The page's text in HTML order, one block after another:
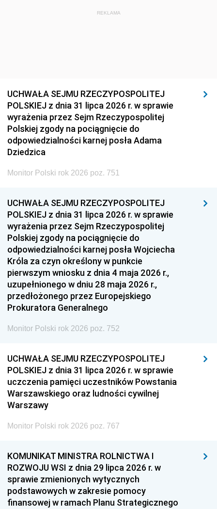
REKLAMA
UCHWAŁA SEJMU RZECZYPOSPOLITEJ
POLSKIEJ z dnia 31 lipca 2026 r. w sprawie
wyrażenia przez Sejm Rzeczypospolitej
Polskiej zgody na pociągnięcie do
odpowiedzialności karnej posła Adama
Dziedzica
Monitor Polski rok 2026 poz. 751
UCHWAŁA SEJMU RZECZYPOSPOLITEJ
POLSKIEJ z dnia 31 lipca 2026 r. w sprawie
wyrażenia przez Sejm Rzeczypospolitej
Polskiej zgody na pociągnięcie do
odpowiedzialności karnej posła Wojciecha
Króla za czyn określony w punkcie
pierwszym wniosku z dnia 4 maja 2026 r.,
uzupełnionego w dniu 28 maja 2026 r.,
przedłożonego przez Europejskiego
Prokuratora Generalnego
Monitor Polski rok 2026 poz. 752
UCHWAŁA SEJMU RZECZYPOSPOLITEJ
POLSKIEJ z dnia 31 lipca 2026 r. w sprawie
uczczenia pamięci uczestników Powstania
Warszawskiego oraz ludności cywilnej
Warszawy
Monitor Polski rok 2026 poz. 767
KOMUNIKAT MINISTRA ROLNICTWA I
ROZWOJU WSI z dnia 29 lipca 2026 r. w
sprawie zmienionych wytycznych
podstawowych w zakresie pomocy
finansowej w ramach Planu Strategicznego